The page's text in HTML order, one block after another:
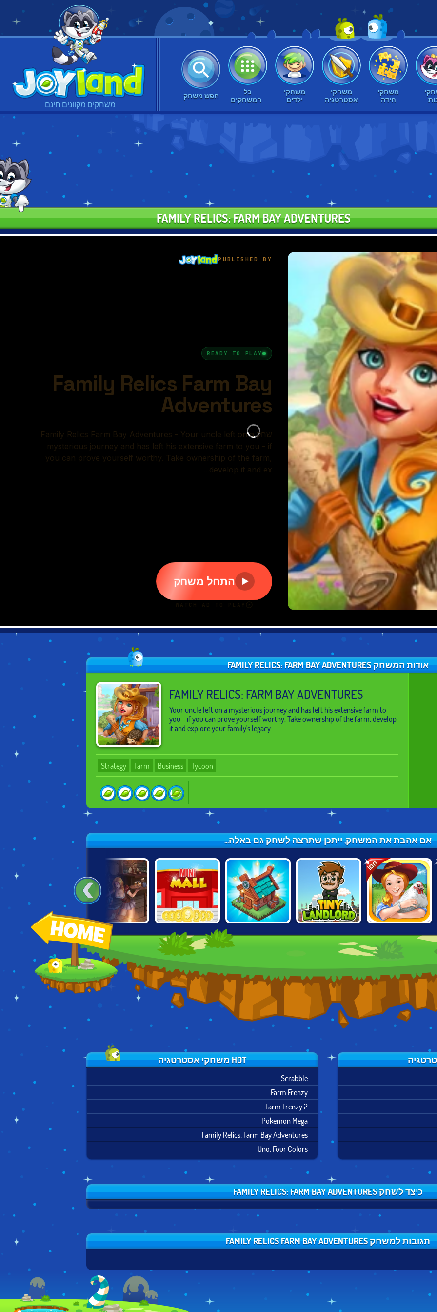
משחקים מקוונים חינם
משחקי
חידה
משחקי
אסטרטגיה
משחקי
ילדים
כל
המשחקים
חפש משחק
FAMILY RELICS: FARM BAY ADVENTURES
אודות המשחק FAMILY RELICS: FARM BAY ADVENTURES
FAMILY RELICS: FARM BAY ADVENTURES
Your uncle left on a mysterious journey and has left his extensive farm to
you - if you can prove yourself worthy. Take ownership of the farm, develop
it and explore your family's legacy.
Strategy Farm Business Tycoon
אם אהבת את המשחק, ייתכן שתרצה לשחק גם באלה...
חם!
FARM FRENZY
TINY LANDLORD
MINI MALL
MILLIONAIRE
TAVERN MASTER
DRAGONSCAPES
HOT משחקי אסטרטגיה
Scrabble
Farm Frenzy
Farm Frenzy 2
Pokemon Mega
Family Relics: Farm Bay Adventures
Uno: Four Colors
כיצד לשחק FAMILY RELICS: FARM BAY ADVENTURES
תגובות למשחק FAMILY RELICS FARM BAY ADVENTURES